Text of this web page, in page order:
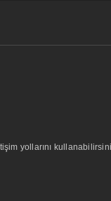
yollarını